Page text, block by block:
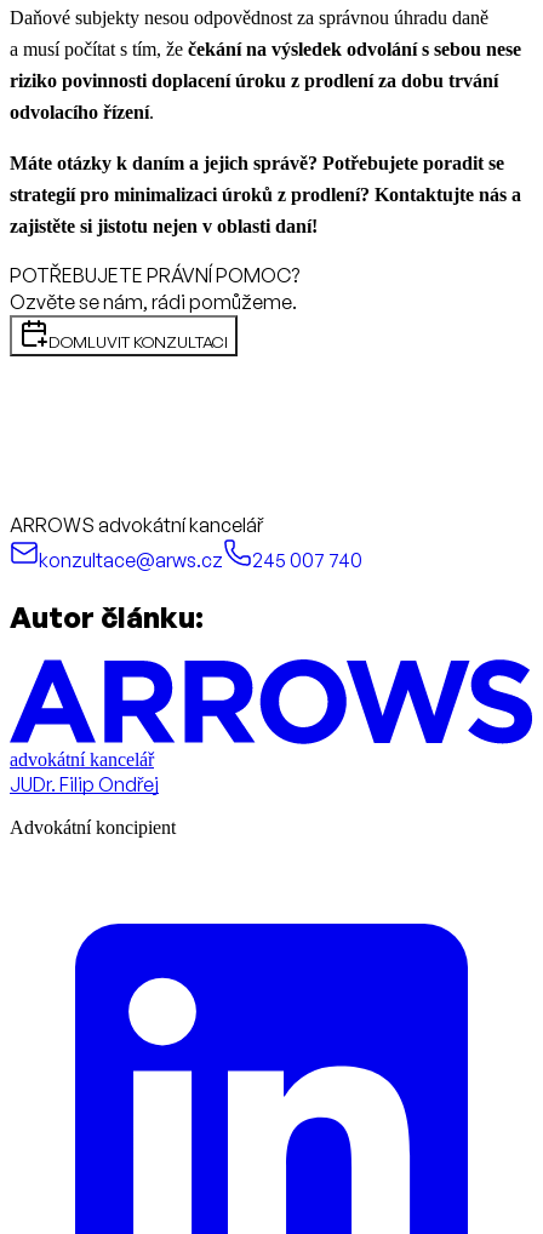
Daňové subjekty nesou odpovědnost za správnou úhradu daně
a musí počítat s tím, že čekání na výsledek odvolání s sebou nese
riziko povinnosti doplacení úroku z prodlení za dobu trvání
odvolacího řízení.
Máte otázky k daním a jejich správě? Potřebujete poradit se
strategií pro minimalizaci úroků z prodlení? Kontaktujte nás a
zajistěte si jistotu nejen v oblasti daní!
POTŘEBUJETE PRÁVNÍ POMOC?
Ozvěte se nám, rádi pomůžeme.
DOMLUVIT KONZULTACI
ARROWS advokátní kancelář
konzultace@arws.cz
245 007 740
Autor článku:
advokátní kancelář
JUDr. Filip Ondřej
Advokátní koncipient